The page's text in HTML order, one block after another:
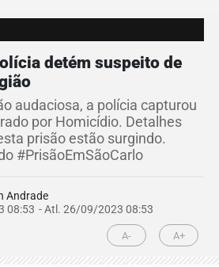
detém suspeito de
audaciosa, a polícia capturou
por Homicídio. Detalhes
prisão estão surgindo.
#PrisãoEmSãoCarlo
Andrade
08:53 - Atl. 26/09/2023 08:53
A- A+